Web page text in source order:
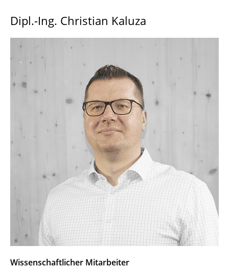
Dipl.-Ing. Christian Kaluza
Wissenschaftlicher Mitarbeiter